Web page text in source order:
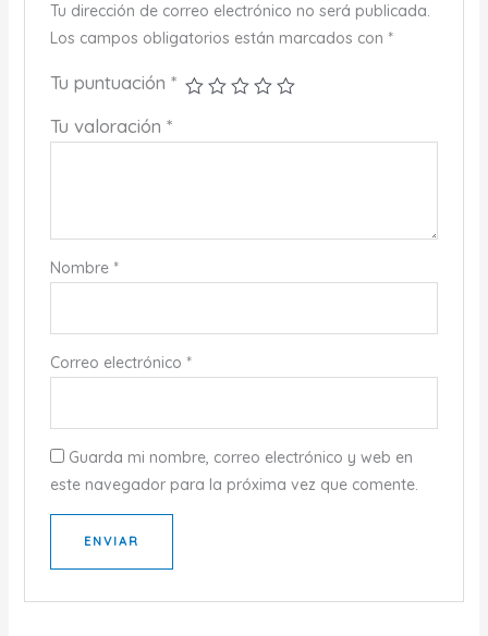
Tu dirección de correo electrónico no será publicada.
Los campos obligatorios están marcados con *
Tu puntuación *
Tu valoración *
Nombre *
Correo electrónico *
Guarda mi nombre, correo electrónico y web en
este navegador para la próxima vez que comente.